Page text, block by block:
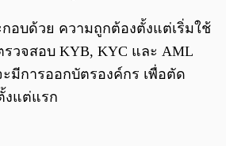
อบด้วย ความถูกต้องตั้งแต่เริ่มใช้
รวจสอบ KYB, KYC และ AML
มีการออกบัตรองค์กร เพื่อตัด
งแต่แรก